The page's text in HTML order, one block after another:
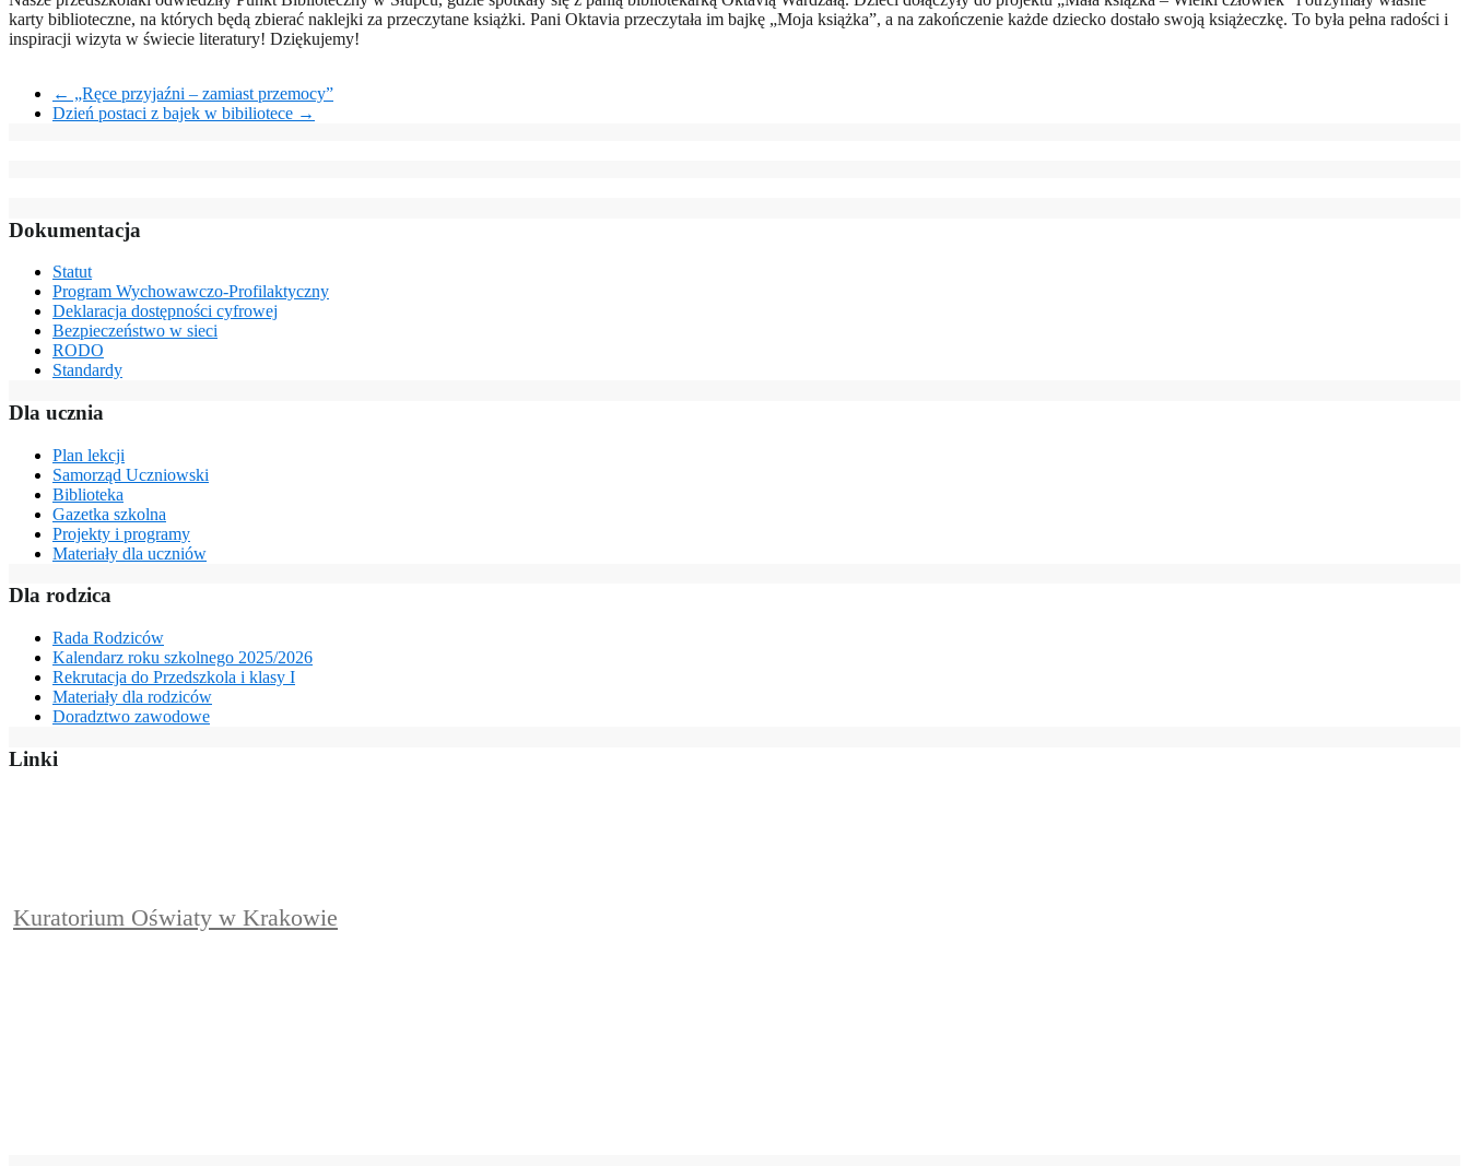
karty biblioteczne, na których będą zbierać naklejki za przeczytane książki. Pani Oktavia przeczytała im bajkę „Moja książka”, a na zakończenie każde dziecko dostało swoją książeczkę. To była pełna radości i
inspiracji wizyta w świecie literatury! Dziękujemy!
← „Ręce przyjaźni – zamiast przemocy”
Dzień postaci z bajek w bibiliotece →
Dokumentacja
Statut
Program Wychowawczo-Profilaktyczny
Deklaracja dostępności cyfrowej
Bezpieczeństwo w sieci
RODO
Standardy
Dla ucznia
Plan lekcji
Samorząd Uczniowski
Biblioteka
Gazetka szkolna
Projekty i programy
Materiały dla uczniów
Dla rodzica
Rada Rodziców
Kalendarz roku szkolnego 2025/2026
Rekrutacja do Przedszkola i klasy I
Materiały dla rodziców
Doradztwo zawodowe
Linki
Kuratorium Oświaty w Krakowie